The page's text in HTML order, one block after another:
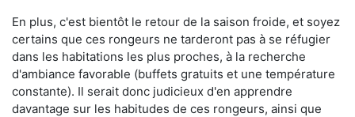
En plus, c'est bientôt le retour de la saison froide, et soyez
certains que ces rongeurs ne tarderont pas à se réfugier
dans les habitations les plus proches, à la recherche
d'ambiance favorable (buffets gratuits et une température
constante). Il serait donc judicieux d'en apprendre
davantage sur les habitudes de ces rongeurs, ainsi que